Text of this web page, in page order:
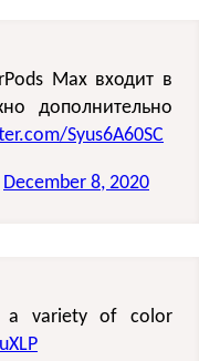
Max входит в
дополнительно
Syus6A60SC
December 8, 2020
a variety of color